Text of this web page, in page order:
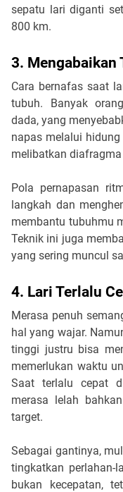
sepatu lari diganti
800 km.
3. Mengabaikan
Cara bernafas saat
tubuh. Banyak
dada, yang
napas melalui
melibatkan
Pola pernapasan
langkah dan
membantu tubuhmu
Teknik ini juga
yang sering muncul
4. Lari Terlalu
Merasa penuh
hal yang wajar.
tinggi justru bisa
memerlukan waktu
Saat terlalu cepat
merasa lelah
target.
Sebagai gantinya,
tingkatkan perlahan-
bukan kecepatan,